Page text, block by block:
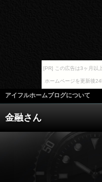
[PR] この広告は3ヶ月以
ホームページを更新後
アイフルホームブログについて
金融さん